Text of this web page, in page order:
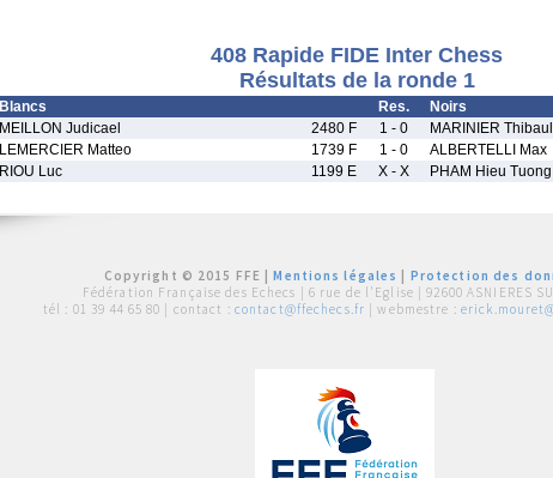
408 Rapide FIDE Inter Chess
Résultats de la ronde 1
Blancs Res. Noirs
MEILLON Judicael 2480 F 1 - 0 MARINIER
LEMERCIER Matteo 1739 F 1 - 0 ALBERTELLI Max
RIOU Luc 1199 E X - X PHAM Hieu Tuong
Copyright © 2015 FFE |Mentions légales
Protection des
Fédération Française des Echecs | 6 rue de l'Eglise | 92600 ASNIERES
tél : 01 39 44 65 80 | contact : contact@ffechecs.fr | webmestre :